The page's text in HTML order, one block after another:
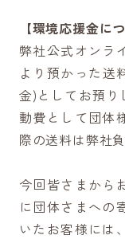
【環境応援金に
弊社公式オンラ
より預かった送
金)としてお預り
動費として団体
際の送料は弊社
今回皆さまから
に団体さまへの
いたお客様には